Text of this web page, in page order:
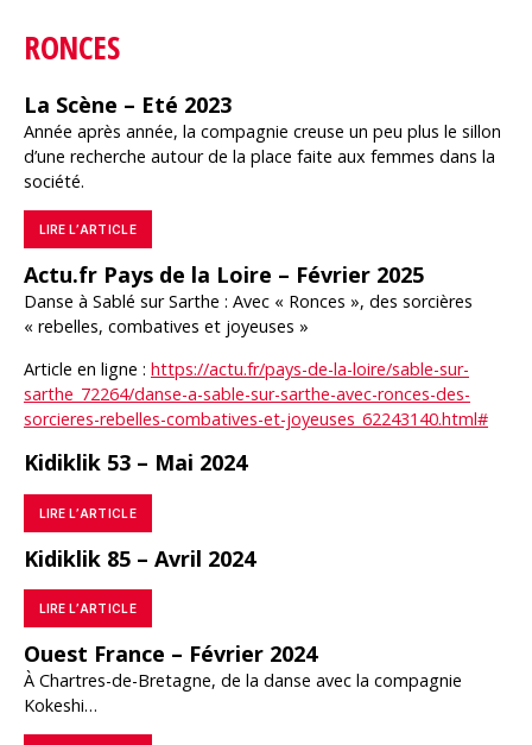
RONCES
La Scène – Eté 2023
Année après année, la compagnie creuse un peu plus le sillon
d’une recherche autour de la place faite aux femmes dans la
société.
LIRE L’ARTICLE
Actu.fr Pays de la Loire – Février 2025
Danse à Sablé sur Sarthe : Avec « Ronces », des sorcières
« rebelles, combatives et joyeuses »
Article en ligne : https://actu.fr/pays-de-la-loire/sable-sur-
sarthe_72264/danse-a-sable-sur-sarthe-avec-ronces-des-
sorcieres-rebelles-combatives-et-joyeuses_62243140.html#
Kidiklik 53 – Mai 2024
LIRE L’ARTICLE
Kidiklik 85 – Avril 2024
LIRE L’ARTICLE
Ouest France – Février 2024
À Chartres-de-Bretagne, de la danse avec la compagnie
Kokeshi…